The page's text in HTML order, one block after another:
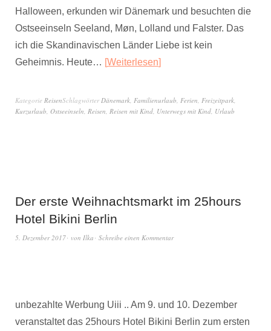
Halloween, erkunden wir Dänemark und besuchten die
Ostseeinseln Seeland, Møn, Lolland und Falster. Das
ich die Skandinavischen Länder Liebe ist kein
Geheimnis. Heute… Weiterlesen
Kategorie ReisenSchlagwörterDänemark, Familienurlaub, Ferien, Freizeitpark,
Kurzurlaub, Ostseeinseln, Reisen, Reisen mit Kind, Unterwegs mit Kind, Urlaub
Der erste Weihnachtsmarkt im 25hours
Hotel Bikini Berlin
5. Dezember 2017 von Ilka Schreibe einen Kommentar
unbezahlte Werbung Uiii .. Am 9. und 10. Dezember
veranstaltet das 25hours Hotel Bikini Berlin zum ersten